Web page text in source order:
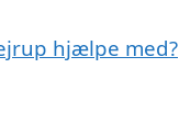
hjælpe med?